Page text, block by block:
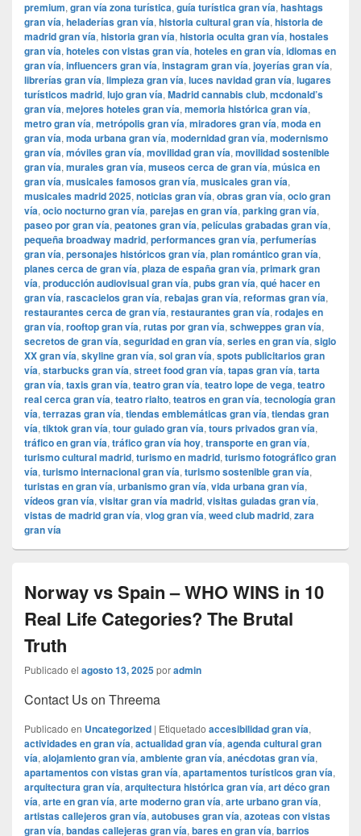
premium, gran vía zona turística, guía turística gran vía, hashtags
gran vía, heladerías gran vía, historia cultural gran vía, historia de
madrid gran vía, historia gran vía, historia oculta gran vía, hostales
gran vía, hoteles con vistas gran vía, hoteles en gran vía, idiomas en
gran vía, influencers gran vía, instagram gran vía, joyerías gran vía,
librerías gran vía, limpieza gran vía, luces navidad gran vía, lugares
turísticos madrid, lujo gran vía, Madrid cannabis club, mcdonald’s
gran vía, mejores hoteles gran vía, memoria histórica gran vía,
metro gran vía, metrópolis gran vía, miradores gran vía, moda en
gran vía, moda urbana gran vía, modernidad gran vía, modernismo
gran vía, móviles gran vía, movilidad gran vía, movilidad sostenible
gran vía, murales gran vía, museos cerca de gran vía, música en
gran vía, musicales famosos gran vía, musicales gran vía,
musicales madrid 2025, noticias gran vía, obras gran vía, ocio gran
vía, ocio nocturno gran vía, parejas en gran vía, parking gran vía,
paseo por gran vía, peatones gran vía, películas grabadas gran vía,
pequeña broadway madrid, performances gran vía, perfumerías
gran vía, personajes históricos gran vía, plan romántico gran vía,
planes cerca de gran vía, plaza de españa gran vía, primark gran
vía, producción audiovisual gran vía, pubs gran vía, qué hacer en
gran vía, rascacielos gran vía, rebajas gran vía, reformas gran vía,
restaurantes cerca de gran vía, restaurantes gran vía, rodajes en
gran vía, rooftop gran vía, rutas por gran vía, schweppes gran vía,
secretos de gran vía, seguridad en gran vía, series en gran vía, siglo
XX gran vía, skyline gran vía, sol gran vía, spots publicitarios gran
vía, starbucks gran vía, street food gran vía, tapas gran vía, tarta
gran vía, taxis gran vía, teatro gran vía, teatro lope de vega, teatro
real cerca gran vía, teatro rialto, teatros en gran vía, tecnología gran
vía, terrazas gran vía, tiendas emblemáticas gran vía, tiendas gran
vía, tiktok gran vía, tour guiado gran vía, tours privados gran vía,
tráfico en gran vía, tráfico gran vía hoy, transporte en gran vía,
turismo cultural madrid, turismo en madrid, turismo fotográfico gran
vía, turismo internacional gran vía, turismo sostenible gran vía,
turistas en gran vía, urbanismo gran vía, vida urbana gran vía,
vídeos gran vía, visitar gran vía madrid, visitas guiadas gran vía,
vistas de madrid gran vía, vlog gran vía, weed club madrid, zara
gran vía
Norway vs Spain – WHO WINS in 10
Real Life Categories? The Brutal
Truth
Publicado el agosto 13, 2025poradmin
Contact Us on Threema
Publicado en Uncategorized | Etiquetado accesibilidad gran vía,
actividades en gran vía, actualidad gran vía, agenda cultural gran
vía, alojamiento gran vía, ambiente gran vía, anécdotas gran vía,
apartamentos con vistas gran vía, apartamentos turísticos gran vía,
arquitectura gran vía, arquitectura histórica gran vía, art déco gran
vía, arte en gran vía, arte moderno gran vía, arte urbano gran vía,
artistas callejeros gran vía, autobuses gran vía, azoteas con vistas
gran vía, bandas callejeras gran vía, bares en gran vía, barrios